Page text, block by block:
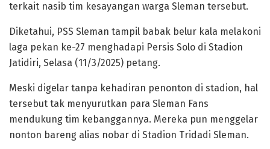
terkait nasib tim kesayangan warga Sleman tersebut.
Diketahui, PSS Sleman tampil babak belur kala melakoni
laga pekan ke-27 menghadapi Persis Solo di Stadion
Jatidiri, Selasa (11/3/2025) petang.
Meski digelar tanpa kehadiran penonton di stadion, hal
tersebut tak menyurutkan para Sleman Fans
mendukung tim kebanggannya. Mereka pun menggelar
nonton bareng alias nobar di Stadion Tridadi Sleman.